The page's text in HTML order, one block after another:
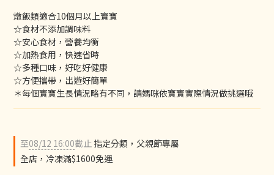
燉飯類適合10個月以上寶寶
☆食材不添加調味料
☆安心食材，營養均衡
☆加熱食用，快速省時
☆多種口味，好吃好健康
☆方便攜帶，出遊好簡單
＊每個寶寶生長情況略有不同，請媽咪依寶寶實際情況做挑選哦
至08/12 16:00截止 指定分類，父親節專屬
全店，冷凍滿$1600免運